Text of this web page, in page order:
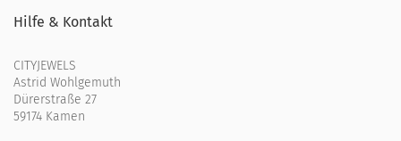
Hilfe & Kontakt
CITYJEWELS
Astrid Wohlgemuth
Dürerstraße 27
59174 Kamen